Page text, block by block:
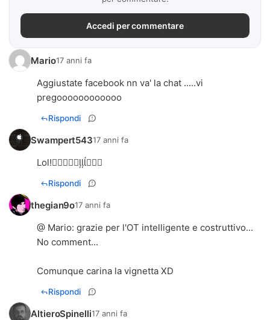
Accedi per commentare
Mario17 anni fa
Aggiustate facebook nn va' la chat .....vi
pregoooooooooooo
Rispondi
Swampert54317 anni fa
Lol!
Rispondi
thegian9o17 anni fa
@ Mario: grazie per l'OT intelligente e costruttivo...
No comment...
Comunque carina la vignetta XD
Rispondi
AltieroSpinelli17 anni fa